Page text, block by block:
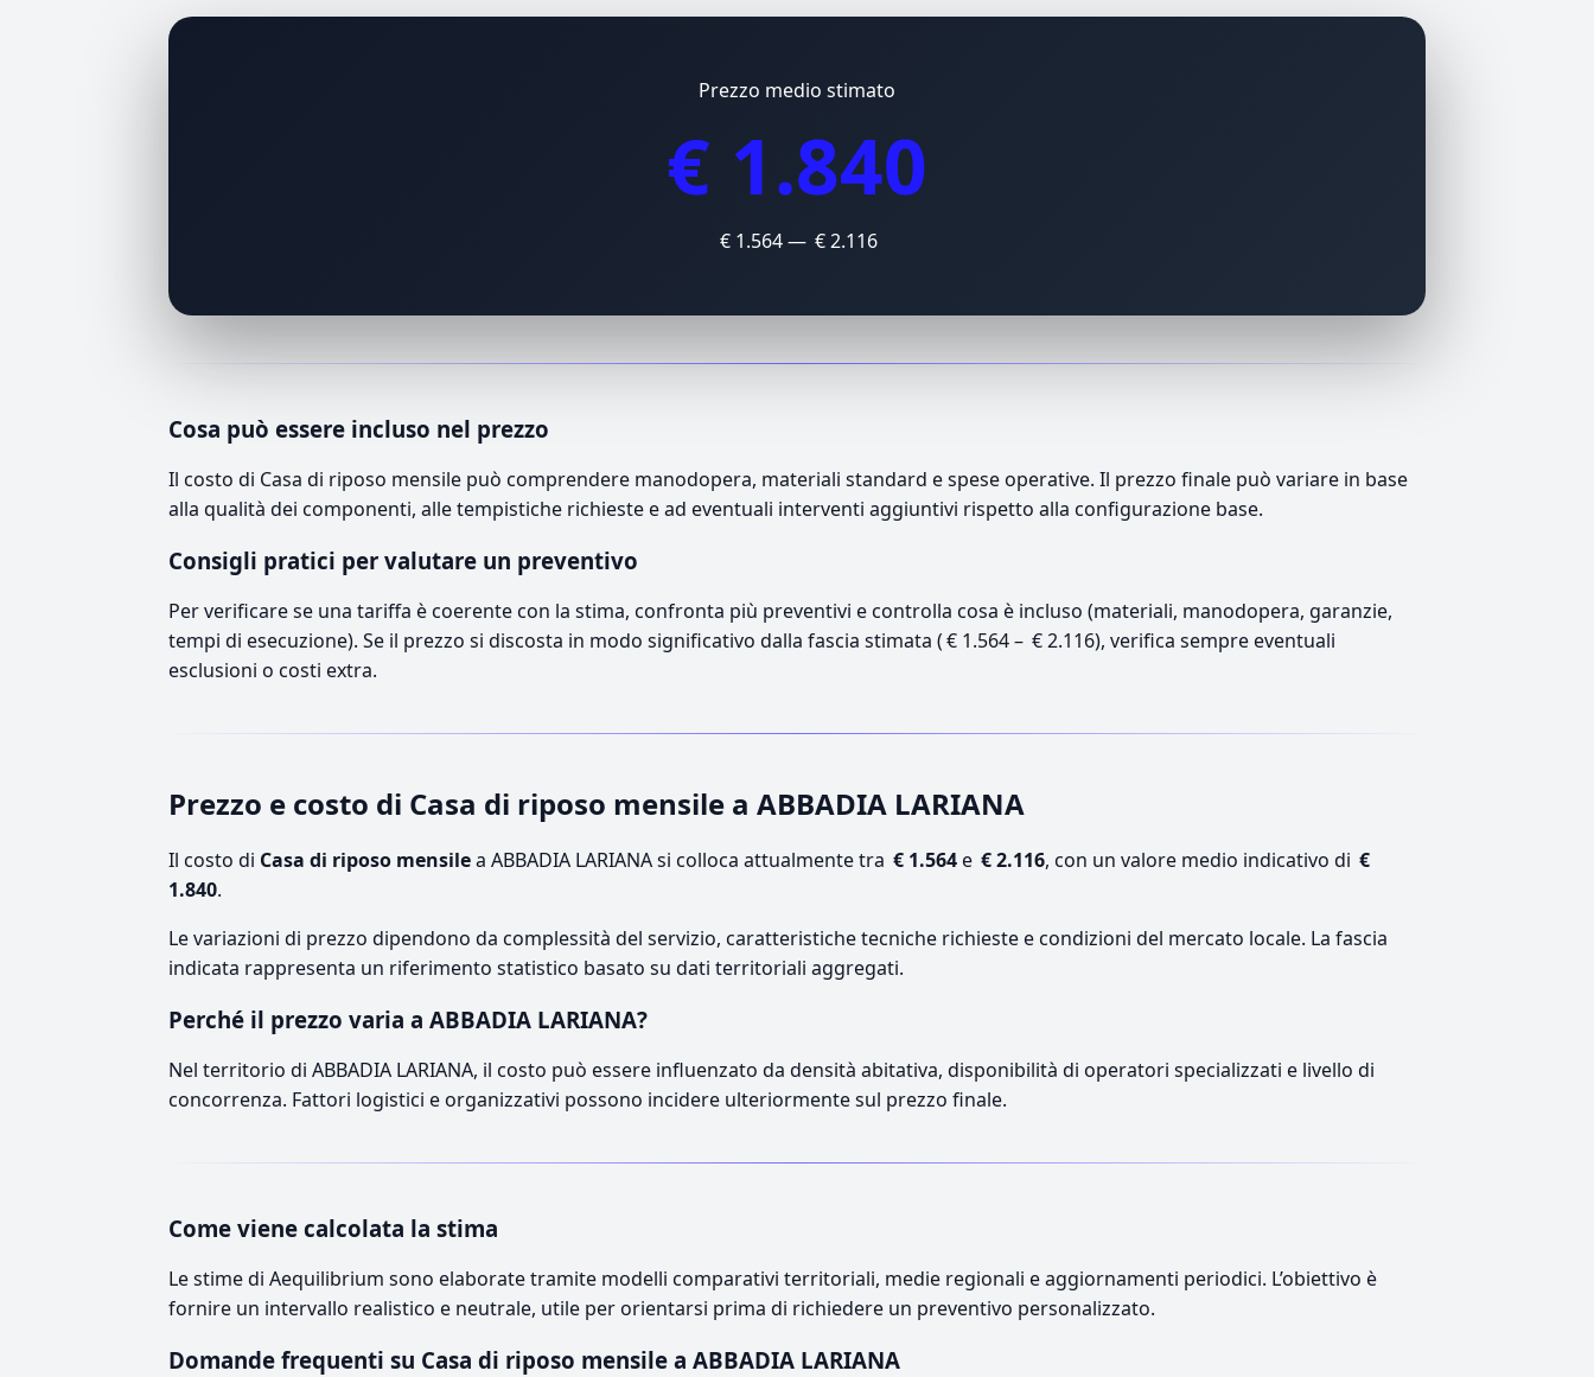
Prezzo medio stimato
€ 1.840
€ 1.564 — € 2.116
Cosa può essere incluso nel prezzo
Il costo di Casa di riposo mensile può comprendere manodopera, materiali standard e spese operative. Il prezzo finale può variare in base
alla qualità dei componenti, alle tempistiche richieste e ad eventuali interventi aggiuntivi rispetto alla configurazione base.
Consigli pratici per valutare un preventivo
Per verificare se una tariffa è coerente con la stima, confronta più preventivi e controlla cosa è incluso (materiali, manodopera, garanzie,
tempi di esecuzione). Se il prezzo si discosta in modo significativo dalla fascia stimata ( € 1.564 – € 2.116), verifica sempre eventuali
esclusioni o costi extra.
Prezzo e costo di Casa di riposo mensile a ABBADIA LARIANA
Il costo di Casa di riposo mensilea ABBADIA LARIANA si colloca attualmente tra € 1.564e € 2.116, con un valore medio indicativo di €
1.840.
Le variazioni di prezzo dipendono da complessità del servizio, caratteristiche tecniche richieste e condizioni del mercato locale. La fascia
indicata rappresenta un riferimento statistico basato su dati territoriali aggregati.
Perché il prezzo varia a ABBADIA LARIANA?
Nel territorio di ABBADIA LARIANA, il costo può essere influenzato da densità abitativa, disponibilità di operatori specializzati e livello di
concorrenza. Fattori logistici e organizzativi possono incidere ulteriormente sul prezzo finale.
Come viene calcolata la stima
Le stime di Aequilibrium sono elaborate tramite modelli comparativi territoriali, medie regionali e aggiornamenti periodici. L’obiettivo è
fornire un intervallo realistico e neutrale, utile per orientarsi prima di richiedere un preventivo personalizzato.
Domande frequenti su Casa di riposo mensile a ABBADIA LARIANA